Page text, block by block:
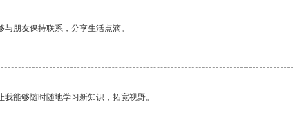
朋友保持联系，分享生活点滴。
能够随时随地学习新知识，拓宽视野。